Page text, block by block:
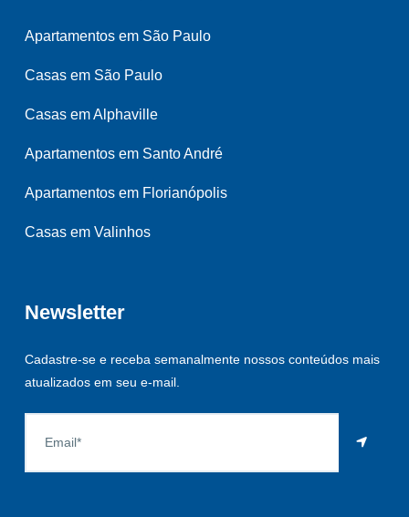
Apartamentos em São Paulo
Casas em São Paulo
Casas em Alphaville
Apartamentos em Santo André
Apartamentos em Florianópolis
Casas em Valinhos
Newsletter
Cadastre-se e receba semanalmente nossos conteúdos mais
atualizados em seu e-mail.